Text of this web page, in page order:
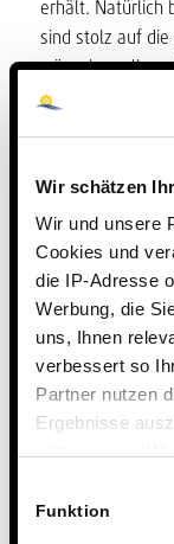
Wir schätzen
Wir und unsere
Cookies und
die IP-Adresse
Werbung, die
uns, Ihnen
verbessert so
Partner nutzen
Ergebnisse
Technologien.
Funktion
erhält. Natürlich
sind stolz auf
wünschen allen
Spieler:
Hannes
Anton Scheider
Fabian Seidel
Eren Pektas
Leo Tschentke
Xaver Teres
Coaches:
Jonas Neirich
Marc Bepperling